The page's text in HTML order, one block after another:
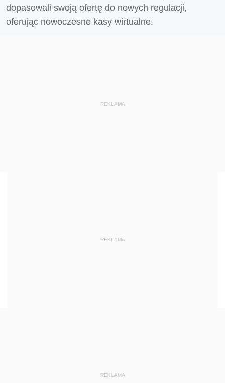
dopasowali swoją ofertę do nowych regulacji,
oferując nowoczesne kasy wirtualne.
REKLAMA
REKLAMA
REKLAMA